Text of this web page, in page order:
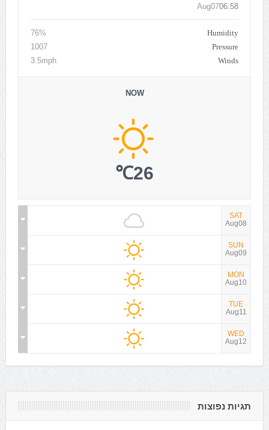
Aug0706:58
Humidity
76%
Pressure
1007
Winds
3.5mph
NOW
26℃
SAT
Aug08
SUN
Aug09
MON
Aug10
TUE
Aug11
WED
Aug12
תגיות נפוצות